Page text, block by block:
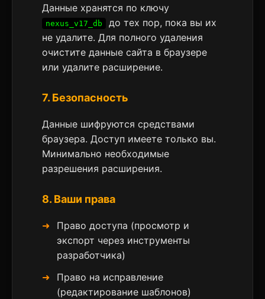
Данные хранятся по ключу
nexus_v17_db
до тех пор, пока вы их
не удалите. Для полного удаления
очистите данные сайта в браузере
или удалите расширение.
7. Безопасность
Данные шифруются средствами
браузера. Доступ имеете только вы.
Минимально необходимые
разрешения расширения.
8. Ваши права
Право доступа (просмотр и
экспорт через инструменты
разработчика)
Право на исправление
(редактирование шаблонов)